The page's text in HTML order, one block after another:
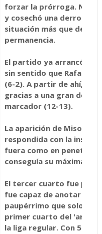
forzar la prórroga. No lo
y cosechó una derrota
situación más que
permanencia.
El partido ya arrancó
sin sentido que Rafa
(6-2). A partir de ahí, el
gracias a una gran
marcador (12-13).
La aparición de Miso en
respondida con la
fuera como en
conseguía su máxima
El tercer cuarto fue para
fue capaz de anotar seis
paupérrimo que solo
primer cuarto del
la liga regular. Con 55-